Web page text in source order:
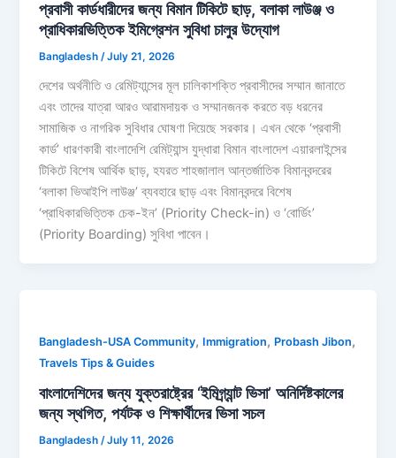
প্রবাসী কার্ডধারীদের জন্য বিমান টিকিটে ছাড়, বলাকা লাউঞ্জ ও
প্রাধিকারভিত্তিক ইমিগ্রেশন সুবিধা চালুর উদ্যোগ
Bangladesh /July 21, 2026
দেশের অর্থনীতি ও রেমিট্যান্সের মূল চালিকাশক্তি প্রবাসীদের সম্মান জানাতে
এবং তাদের যাত্রা আরও আরামদায়ক ও সম্মানজনক করতে বড় ধরনের
সামাজিক ও নাগরিক সুবিধার ঘোষণা দিয়েছে সরকার। এখন থেকে ‘প্রবাসী
কার্ড’ ধারণকারী বাংলাদেশি রেমিট্যান্স যুদ্ধারা বিমান বাংলাদেশ এয়ারলাইন্সের
টিকিটে বিশেষ আর্থিক ছাড়, হযরত শাহজালাল আন্তর্জাতিক বিমানবন্দরের
‘বলাকা ভিআইপি লাউঞ্জ’ ব্যবহারে ছাড় এবং বিমানবন্দরে বিশেষ
‘প্রাধিকারভিত্তিক চেক-ইন’ (Priority Check-in) ও ‘বোর্ডিং’
(Priority Boarding) সুবিধা পাবেন।
Bangladesh-USA Community, Immigration, Probash Jibon,
Travels Tips & Guides
বাংলাদেশিদের জন্য যুক্তরাষ্ট্রের ‘ইমিগ্র্যান্ট ভিসা’ অনির্দিষ্টকালের
জন্য স্থগিত, পর্যটক ও শিক্ষার্থীদের ভিসা সচল
Bangladesh/July 11, 2026